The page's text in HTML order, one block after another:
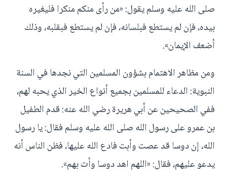
صلى الله عليه وسلم يقول: «من رأى منكم منكرا فليغيره
بيده، فإن لم يستطع فبلسانه، فإن لم يستطع فبقلبه، وذلك
أضعف الإيمان».
ومن مظاهر الاهتمام بشؤون المسلمين التي نجدها في السنة
النبوية: الدعاء للمسلمين بجميع أنواع الخير الذي يحبه لهم،
ففي الصحيحين عن أبي هريرة رضي الله عنه: قدم الطفيل
بن عمرو على رسول الله صلى الله عليه وسلم فقال: يا رسول
الله، إن دوسا قد عصت وأبت فادع الله عليها، فظن الناس أنه
يدعو عليهم، فقال: «اللهم اهد دوسا وأت بهم».